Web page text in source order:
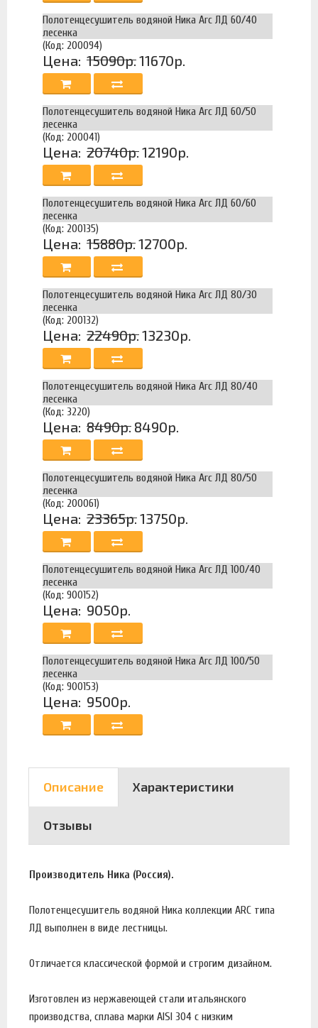
Полотенцесушитель водяной Ника Arc ЛД 60/40
лесенка
(Код: 200094)
Цена: 15090р.11670р.
Полотенцесушитель водяной Ника Arc ЛД 60/50
лесенка
(Код: 200041)
Цена: 20740р.12190р.
Полотенцесушитель водяной Ника Arc ЛД 60/60
лесенка
(Код: 200135)
Цена: 15880р.12700р.
Полотенцесушитель водяной Ника Arc ЛД 80/30
лесенка
(Код: 200132)
Цена: 22490р.13230р.
Полотенцесушитель водяной Ника Arc ЛД 80/40
лесенка
(Код: 3220)
Цена: 8490р. 8490р.
Полотенцесушитель водяной Ника Arc ЛД 80/50
лесенка
(Код: 200061)
Цена: 23365р.13750р.
Полотенцесушитель водяной Ника Arc ЛД 100/40
лесенка
(Код: 900152)
Цена: 9050р.
Полотенцесушитель водяной Ника Arc ЛД 100/50
лесенка
(Код: 900153)
Цена: 9500р.
Описание Характеристики
Отзывы
Производитель Ника (Россия).
Полотенцесушитель водяной Ника коллекции ARC типа
ЛД выполнен в виде лестницы.
Отличается классической формой и строгим дизайном.
Изготовлен из нержавеющей стали итальянского
производства, сплава марки AISI 304 с низким